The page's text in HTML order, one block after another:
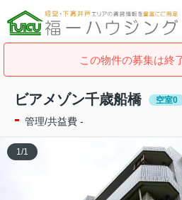
この物件の募集は終
ビアメゾン千歳船橋 空室0
- 管理/共益費 -
1/1